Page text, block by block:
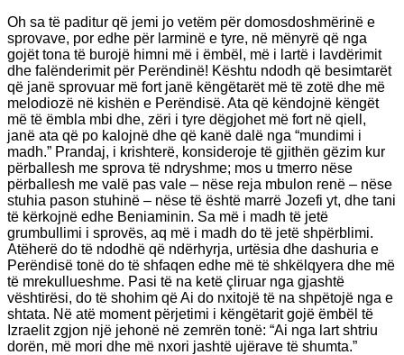
Oh sa të paditur që jemi jo vetëm për domosdoshmërinë e
sprovave, por edhe për larminë e tyre, në mënyrë që nga
gojët tona të burojë himni më i ëmbël, më i lartë i lavdërimit
dhe falënderimit për Perëndinë! Kështu ndodh që besimtarët
që janë sprovuar më fort janë këngëtarët më të zotë dhe më
melodiozë në kishën e Perëndisë. Ata që këndojnë këngët
më të ëmbla mbi dhe, zëri i tyre dëgjohet më fort në qiell,
janë ata që po kalojnë dhe që kanë dalë nga “mundimi i
madh.” Prandaj, i krishterë, konsideroje të gjithën gëzim kur
përballesh me sprova të ndryshme; mos u tmerro nëse
përballesh me valë pas vale – nëse reja mbulon renë – nëse
stuhia pason stuhinë – nëse të është marrë Jozefi yt, dhe tani
të kërkojnë edhe Beniaminin. Sa më i madh të jetë
grumbullimi i sprovës, aq më i madh do të jetë shpërblimi.
Atëherë do të ndodhë që ndërhyrja, urtësia dhe dashuria e
Perëndisë tonë do të shfaqen edhe më të shkëlqyera dhe më
të mrekullueshme. Pasi të na ketë çliruar nga gjashtë
vështirësi, do të shohim që Ai do nxitojë të na shpëtojë nga e
shtata. Në atë moment përjetimi i këngëtarit gojë ëmbël të
Izraelit zgjon një jehonë në zemrën tonë: “Ai nga lart shtriu
dorën, më mori dhe më nxori jashtë ujërave të shumta.”